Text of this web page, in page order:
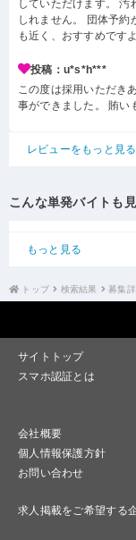
していただけます。
しれません。 団体予
も近く、おすすめです
投稿：u*s*h***
この度は採用いただき
事ができました。 賄い
レビューをもっと見る
こんな単発バイトも
もっと見る
トップ 検索結果 募集
サイトトップ
スマホ認証とは
会社概要
個人情報保護方針
お問い合わせ
求人掲載をご希望する